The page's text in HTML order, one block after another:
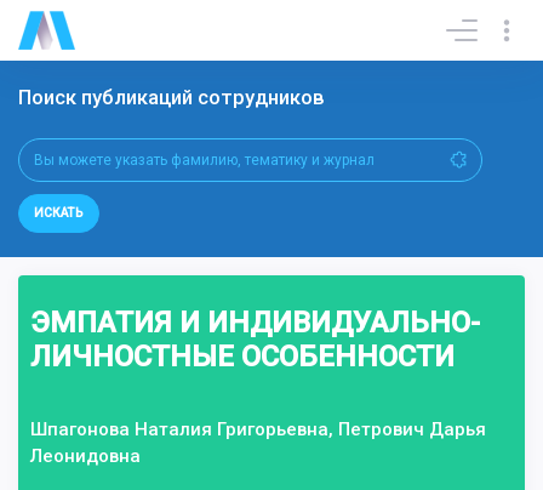
Поиск публикаций сотрудников
ИСКАТЬ
ЭМПАТИЯ И ИНДИВИДУАЛЬНО-
ЛИЧНОСТНЫЕ ОСОБЕННОСТИ
Шпагонова Наталия Григорьевна, Петрович Дарья
Леонидовна